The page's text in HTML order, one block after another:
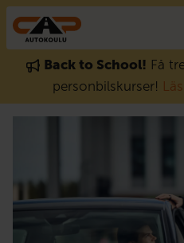
Gå till innehåll
Back to School! Få
personbilskurser!